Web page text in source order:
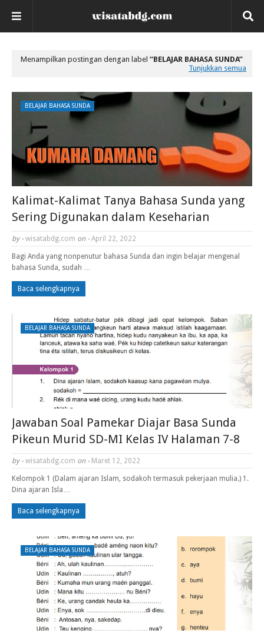
Menampilkan postingan dengan label
BELAJAR BAHASA SUNDA
Tunjukkan semua
BELAJAR BAHASA SUNDA
Kalimat-Kalimat Tanya Bahasa Sunda yang
Sering Digunakan dalam Keseharian
by - wisatabdg.com on - April 22, 2022
Bagi Anda yang nonpenutur bahasa Sunda dan ingin belajar mengenal
bahasa Sunda, sudah …
Baca selengkapnya
BELAJAR BAHASA SUNDA
Jawaban Soal Pamekar Diajar Basa Sunda
Pikeun Murid SD-MI Kelas IV Halaman 7-8
by - wisatabdg.com on - Maret 12, 2022
Kelompok 1 (Dalam ajaran Islam, sodakoh termasuk pekerjaan mulia.) 1.
Dina ajaran Isla…
Baca selengkapnya
BELAJAR BAHASA SUNDA